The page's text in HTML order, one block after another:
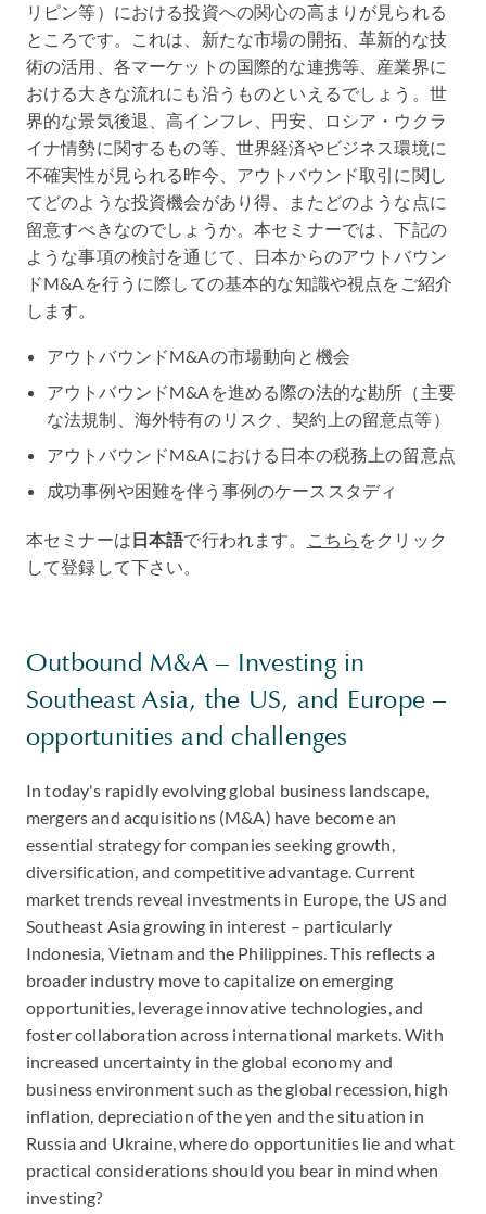
リピン等）における投資への関心の高まりが見られる
ところです。これは、新たな市場の開拓、革新的な技
術の活用、各マーケットの国際的な連携等、産業界に
おける大きな流れにも沿うものといえるでしょう。世
界的な景気後退、高インフレ、円安、ロシア・ウクラ
イナ情勢に関するもの等、世界経済やビジネス環境に
不確実性が見られる昨今、アウトバウンド取引に関し
てどのような投資機会があり得、またどのような点に
留意すべきなのでしょうか。本セミナーでは、下記の
ような事項の検討を通じて、日本からのアウトバウン
ドM&Aを行うに際しての基本的な知識や視点をご紹介
します。
アウトバウンドM&Aの市場動向と機会
アウトバウンドM&Aを進める際の法的な勘所（主要
な法規制、海外特有のリスク、契約上の留意点等）
アウトバウンドM&Aにおける日本の税務上の留意点
成功事例や困難を伴う事例のケーススタディ
本セミナーは日本語で行われます。 こちら をクリック
して登録して下さい。
Outbound M&A – Investing in
Southeast Asia, the US, and Europe –
opportunities and challenges
In today's rapidly evolving global business landscape,
mergers and acquisitions (M&A) have become an
essential strategy for companies seeking growth,
diversification, and competitive advantage. Current
market trends reveal investments in Europe, the US and
Southeast Asia growing in interest – particularly
Indonesia, Vietnam and the Philippines. This reflects a
broader industry move to capitalize on emerging
opportunities, leverage innovative technologies, and
foster collaboration across international markets. With
increased uncertainty in the global economy and
business environment such as the global recession, high
inflation, depreciation of the yen and the situation in
Russia and Ukraine, where do opportunities lie and what
practical considerations should you bear in mind when
investing?